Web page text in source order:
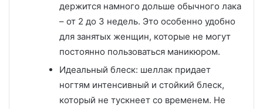
держится намного дольше обычного лака
– от 2 до 3 недель. Это особенно удобно
для занятых женщин, которые не могут
постоянно пользоваться маникюром.
Идеальный блеск: шеллак придает
ногтям интенсивный и стойкий блеск,
который не тускнеет со временем. Не